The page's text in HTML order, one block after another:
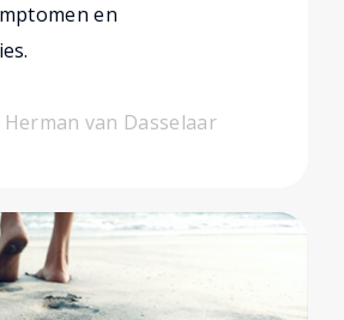
en
van Dasselaar